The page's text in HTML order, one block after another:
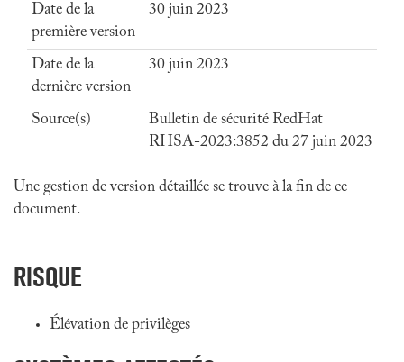
Date de la
première version
30 juin 2023
Date de la
dernière version
30 juin 2023
Source(s)
Bulletin de sécurité RedHat
RHSA-2023:3852 du 27 juin 2023
Une gestion de version détaillée se trouve à la fin de ce
document.
RISQUE
Élévation de privilèges